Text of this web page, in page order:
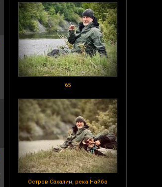
65
Остров Сахалин, река Найба